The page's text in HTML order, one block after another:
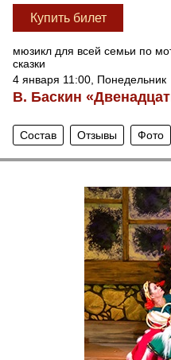
Купить билет
мюзикл для всей семьи по
сказки
4 января 11:00, Понедельник
В. Баскин
Состав Отзывы Фото